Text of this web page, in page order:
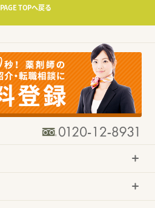
PAGE TOPへ戻る